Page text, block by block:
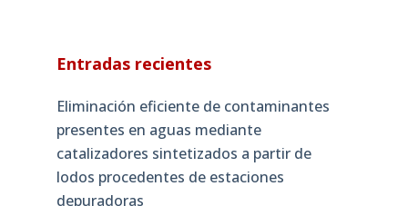
Entradas recientes
Eliminación eficiente de contaminantes
presentes en aguas mediante
catalizadores sintetizados a partir de
lodos procedentes de estaciones
depuradoras